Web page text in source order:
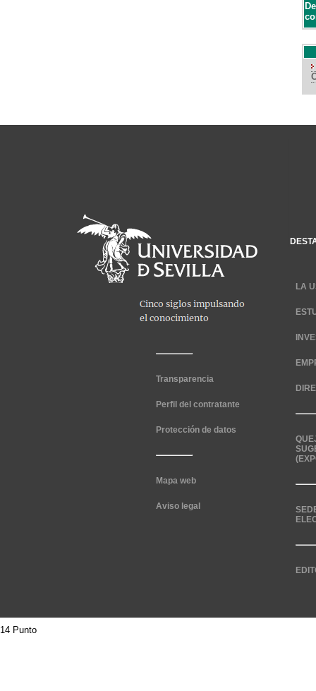
Transparencia
Perfil del contratante
Protección de datos
Mapa web
Aviso legal
LA
14 Punto